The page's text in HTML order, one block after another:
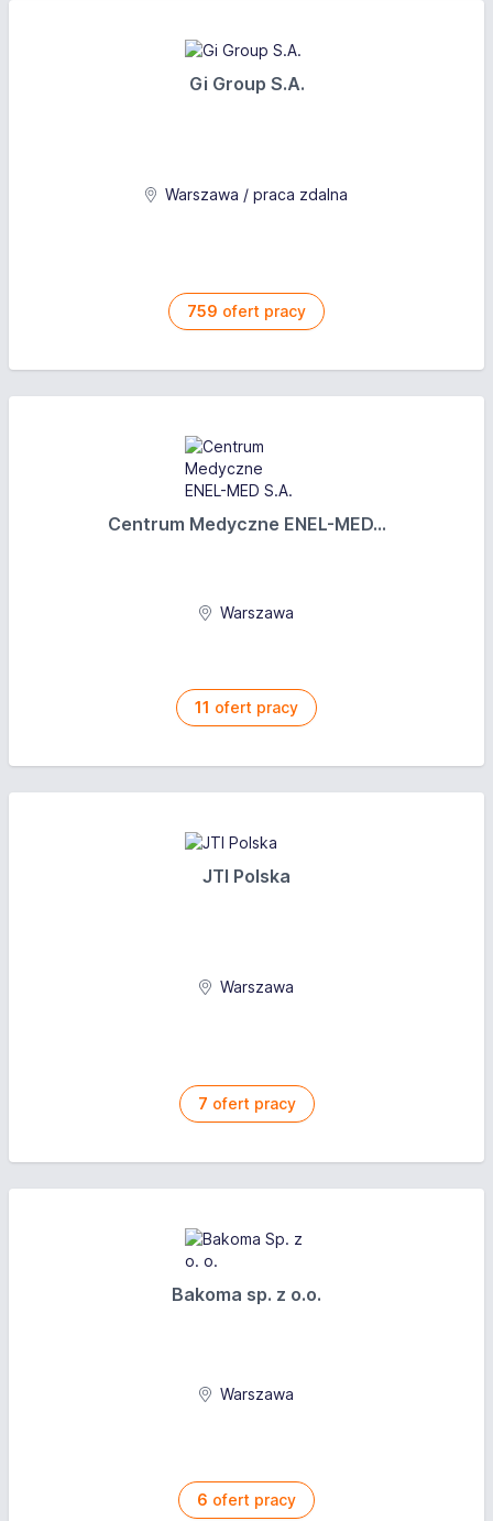
Gi Group S.A.
Warszawa / praca zdalna
759 ofert pracy
Centrum Medyczne ENEL-MED...
Warszawa
11 ofert pracy
JTI Polska
Warszawa
7 ofert pracy
Bakoma sp. z o.o.
Warszawa
6 ofert pracy